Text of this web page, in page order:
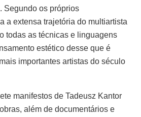
Segundo os próprios
a extensa trajetória do multiartista
todas as técnicas e linguagens
estético desse que é
importantes artistas do século
manifestos de Tadeusz Kantor
além de documentários e